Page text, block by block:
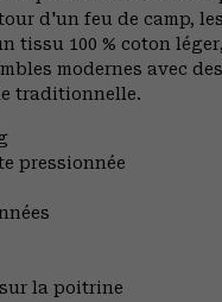
d'un feu de camp,
tissu 100 % coton
modernes avec
traditionnelle.
pressionnée
la poitrine